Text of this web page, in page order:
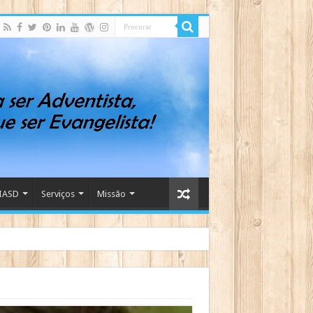
Serviços Missão